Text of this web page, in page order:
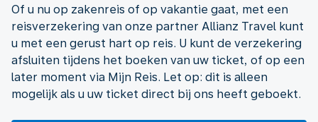
Of u nu op zakenreis of op vakantie gaat, met een
reisverzekering van onze partner Allianz Travel kunt
u met een gerust hart op reis. U kunt de verzekering
afsluiten tijdens het boeken van uw ticket, of op een
later moment via Mijn Reis. Let op: dit is alleen
mogelijk als u uw ticket direct bij ons heeft geboekt.